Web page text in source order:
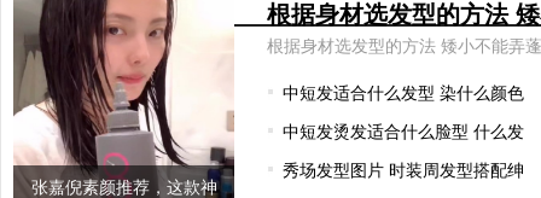
张嘉倪素颜推荐，这款神
中短发适合什么发型 染什么颜色
中短发烫发适合什么脸型 什么发
秀场发型图片 时装周发型搭配绅